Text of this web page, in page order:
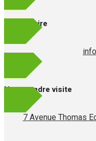
Nous écrire
Nous rendre visite
7 Avenue Thomas